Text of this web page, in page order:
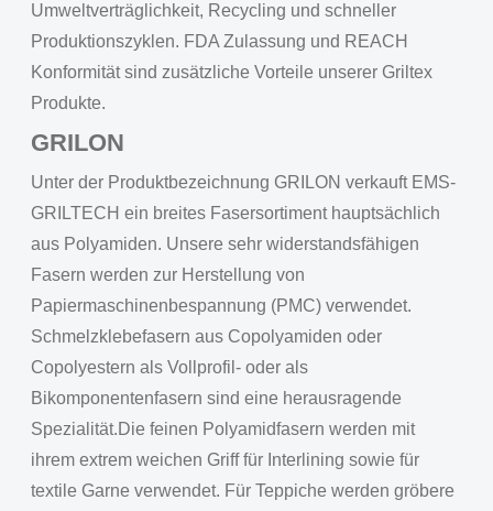
Umweltverträglichkeit, Recycling und schneller
Produktionszyklen. FDA Zulassung und REACH
Konformität sind zusätzliche Vorteile unserer Griltex
Produkte.
GRILON
Unter der Produktbezeichnung GRILON verkauft EMS-
GRILTECH ein breites Fasersortiment hauptsächlich
aus Polyamiden. Unsere sehr widerstandsfähigen
Fasern werden zur Herstellung von
Papiermaschinenbespannung (PMC) verwendet.
Schmelzklebefasern aus Copolyamiden oder
Copolyestern als Vollprofil- oder als
Bikomponentenfasern sind eine herausragende
Spezialität.Die feinen Polyamidfasern werden mit
ihrem extrem weichen Griff für Interlining sowie für
textile Garne verwendet. Für Teppiche werden gröbere